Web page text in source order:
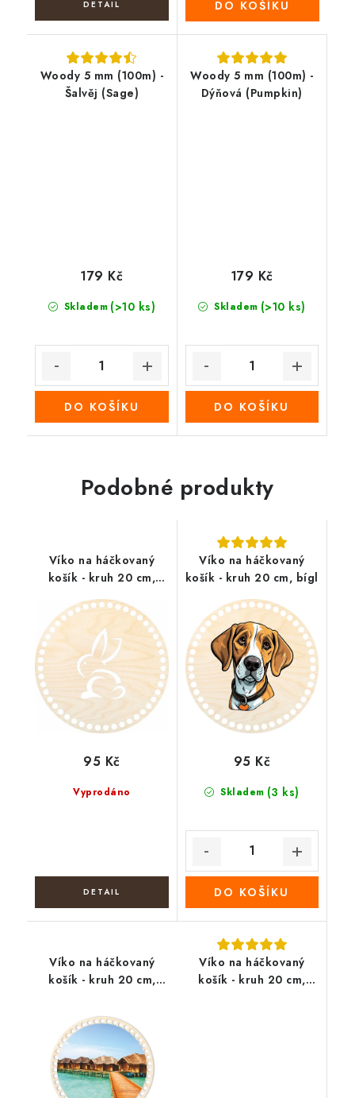
DO KOŠÍKU
Woody 5 mm (100m) -
Šalvěj (Sage)
Skladem (>10 ks)
179 Kč
DO KOŠÍKU
Woody 5 mm (100m) -
Dýňová (Pumpkin)
Skladem (>10 ks)
179 Kč
DO KOŠÍKU
Podobné produkty
Víko na háčkovaný
košík - kruh 20 cm,
Králíček
Vyprodáno
95 Kč
Víko na háčkovaný
košík - kruh 20 cm, bígl
Skladem (3 ks)
95 Kč
DO KOŠÍKU
Víko na háčkovaný
košík - kruh 20 cm,
Víko na háčkovaný
košík - kruh 20 cm,